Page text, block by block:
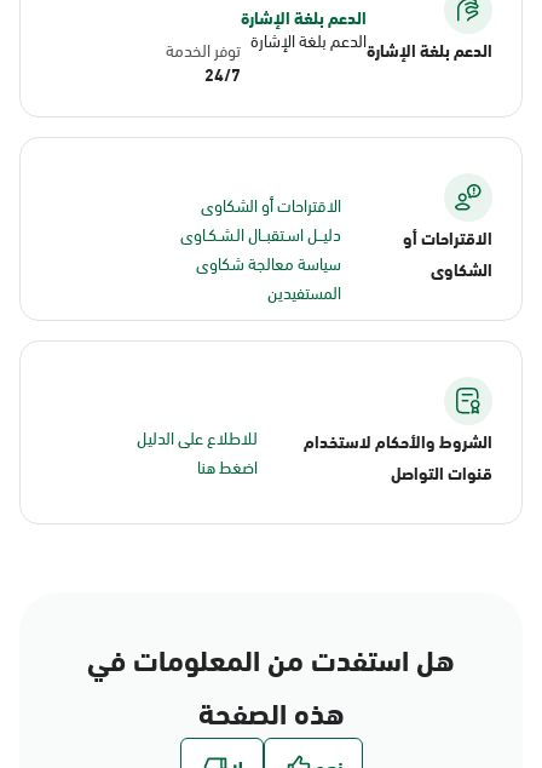
الدعم بلغة الإشارة
الدعم بلغة الإشارة
الدعم بلغة الإشارة توفر الخدمة
24/7
الاقتراحات أو
الشكاوى
الاقتراحات أو الشكاوى
دليــل اسـتقبــال الـشـكـاوى
سياسة معالجة شكاوى
المستفيدين
الشروط والأحكام لاستخدام
قنوات التواصل
للاطلاع على الدليل
اضغط هنا
هل استفدت من المعلومات في
هذه الصفحة